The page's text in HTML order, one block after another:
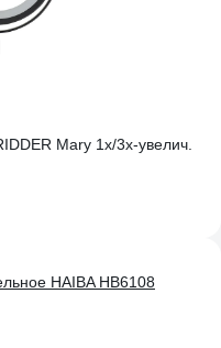
Mary 1х/3х-увелич.